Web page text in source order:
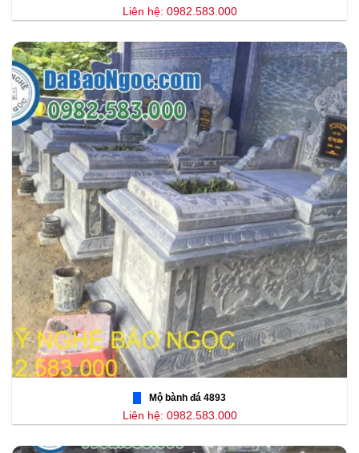
Liên hệ: 0982.583.000
Mộ bành đá 4893
Liên hệ: 0982.583.000